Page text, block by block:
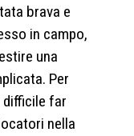
brava e
in campo,
una
Per
difficile far
nella